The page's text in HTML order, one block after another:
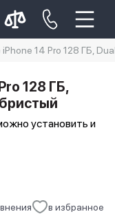
14 Pro 128 ГБ,
в избранное
128 ГБ,
установить и